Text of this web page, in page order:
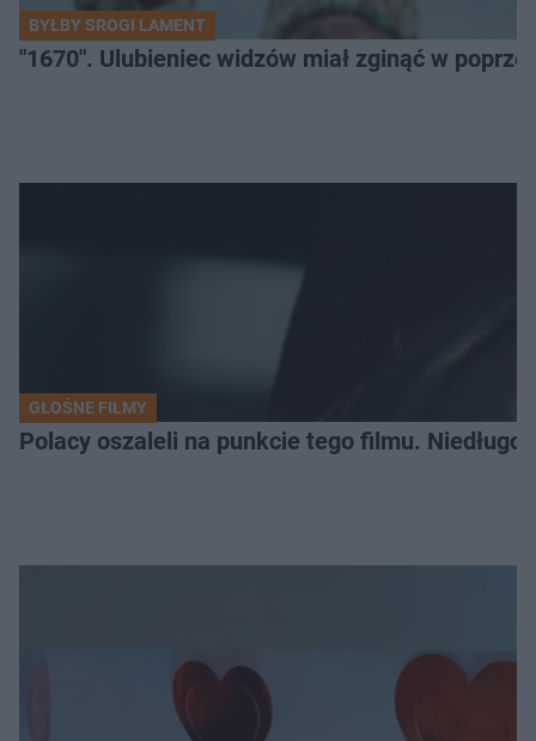
BYŁBY SROGI LAMENT
"1670". Ulubieniec widzów miał zginąć w
GŁOŚNE FILMY
Polacy oszaleli na punkcie tego filmu. Niedługo